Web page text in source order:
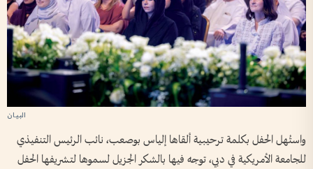
واستُهل الحفل بكلمة ترحيبية ألقاها إلياس بوصعب، نائب الرئيس التنفيذي
للجامعة الأمريكية في دبي، توجه فيها بالشكر الجزيل لسموها لتشريفها الحفل